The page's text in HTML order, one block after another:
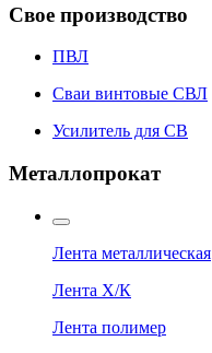
Свое производство
ПВЛ
Сваи винтовые СВЛ
Усилитель для СВ
Металлопрокат
Лента металлическая
Лента Х/К
Лента полимер